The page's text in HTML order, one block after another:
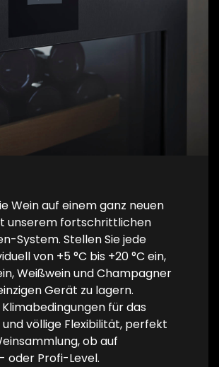
Wein auf einem ganz neuen
unserem fortschrittlichen
System. Stellen Sie jede
von +5 °C bis +20 °C ein,
Weißwein und Champagner
Gerät zu lagern.
für das
völlige Flexibilität, perfekt
ob auf
oder Profi-Level.